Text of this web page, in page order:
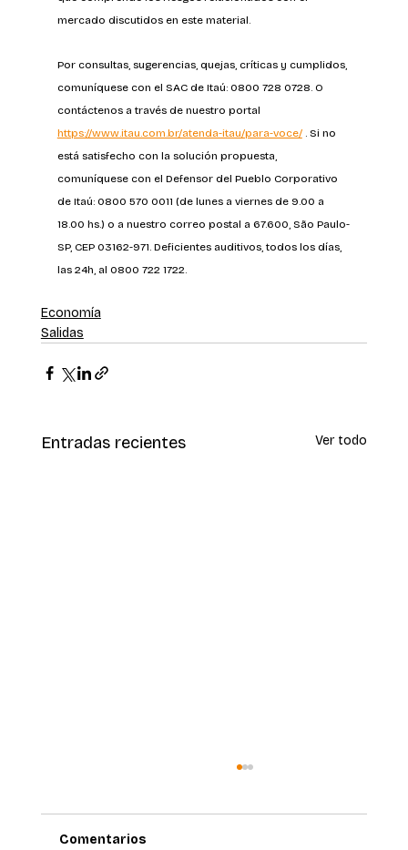
mercado discutidos en este material.
Por consultas, sugerencias, quejas, críticas y cumplidos,
comuníquese con el SAC de Itaú: 0800 728 0728. O
contáctenos a través de nuestro portal
https://www.itau.com.br/atenda-itau/para-voce/ . Si no
está satisfecho con la solución propuesta,
comuníquese con el Defensor del Pueblo Corporativo
de Itaú: 0800 570 0011 (de lunes a viernes de 9.00 a
18.00 hs.) o a nuestro correo postal a 67.600, São Paulo-
SP, CEP 03162-971. Deficientes auditivos, todos los días,
las 24h, al 0800 722 1722.
Economía
Salidas
Entradas recientes Ver todo
Comentarios